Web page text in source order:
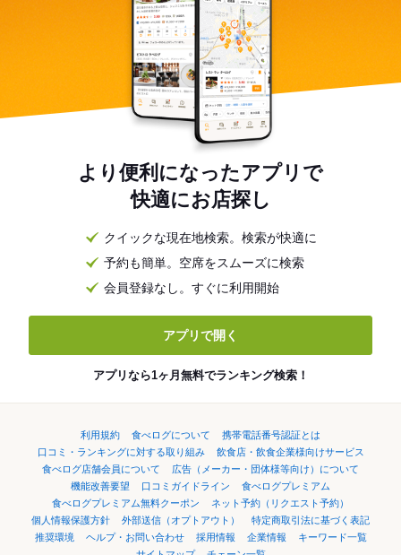
より便利になったアプリで
快適にお店探し
クイックな現在地検索。検索が快適に
予約も簡単。空席をスムーズに検索
会員登録なし。すぐに利用開始
アプリで開く
アプリなら1ヶ月無料でランキング検索！
利用規約 食べログについて
携帯電話番号認証とは
口コミ・ランキングに対する取り組み
飲食店・飲食企業様向けサービス
食べログ店舗会員について
広告（メーカー・団体様等向け）について
機能改善要望
口コミガイドライン
食べログプレミアム
食べログプレミアム無料クーポン
ネット予約（リクエスト予約）
個人情報保護方針
外部送信（オプトアウト）
特定商取引法に基づく表記
推奨環境
ヘルプ・お問い合わせ 採用情報 企業情報
キーワード一覧